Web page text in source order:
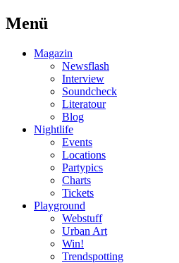
Menü
Magazin
Newsflash
Interview
Soundcheck
Literatour
Blog
Nightlife
Events
Locations
Partypics
Charts
Tickets
Playground
Webstuff
Urban Art
Win!
Trendspotting